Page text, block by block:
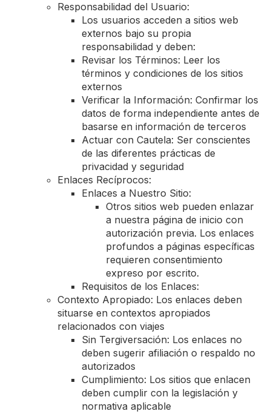
Responsabilidad del Usuario:
Los usuarios acceden a sitios web
externos bajo su propia
responsabilidad y deben:
Revisar los Términos: Leer los
términos y condiciones de los sitios
externos
Verificar la Información: Confirmar los
datos de forma independiente antes de
basarse en información de terceros
Actuar con Cautela: Ser conscientes
de las diferentes prácticas de
privacidad y seguridad
Enlaces Recíprocos:
Enlaces a Nuestro Sitio:
Otros sitios web pueden enlazar
a nuestra página de inicio con
autorización previa. Los enlaces
profundos a páginas específicas
requieren consentimiento
expreso por escrito.
Requisitos de los Enlaces:
Contexto Apropiado: Los enlaces deben
situarse en contextos apropiados
relacionados con viajes
Sin Tergiversación: Los enlaces no
deben sugerir afiliación o respaldo no
autorizados
Cumplimiento: Los sitios que enlacen
deben cumplir con la legislación y
normativa aplicable